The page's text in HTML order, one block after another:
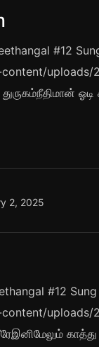
#12
uploads/
ஓடி
2, 2025
#12
uploads/